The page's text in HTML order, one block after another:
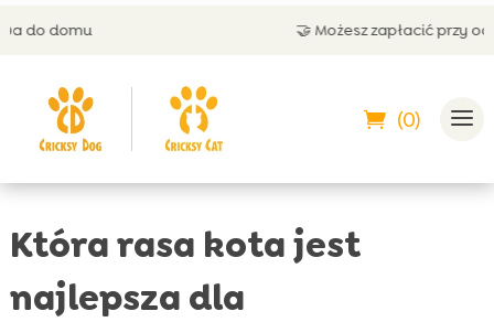
🤝 Możesz zapłacić przy odbiorze
(0)
Która rasa kota jest
najlepsza dla